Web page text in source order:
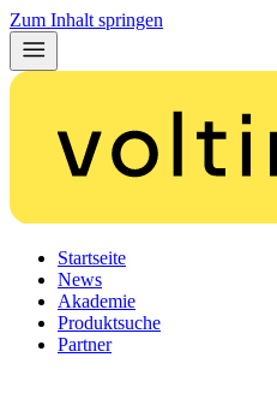
Zum Inhalt springen
Startseite
News
Akademie
Produktsuche
Partner